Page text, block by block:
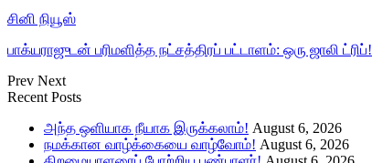
சினி நியூஸ்
பாக்யராஜுடன் பரிமளித்த நட்சத்திரப் பட்டாளம்: ஒரு ஜாலி ட்ரிப்!
Prev Next
Recent Posts
அந்த ஒளியாக நீயாக இருக்கலாம்! August 6, 2026
நமக்கான வாழ்க்கையை வாழ்வோம்! August 6, 2026